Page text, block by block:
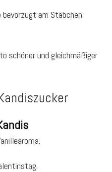
am Stäbchen
schöner und gleichmäßiger